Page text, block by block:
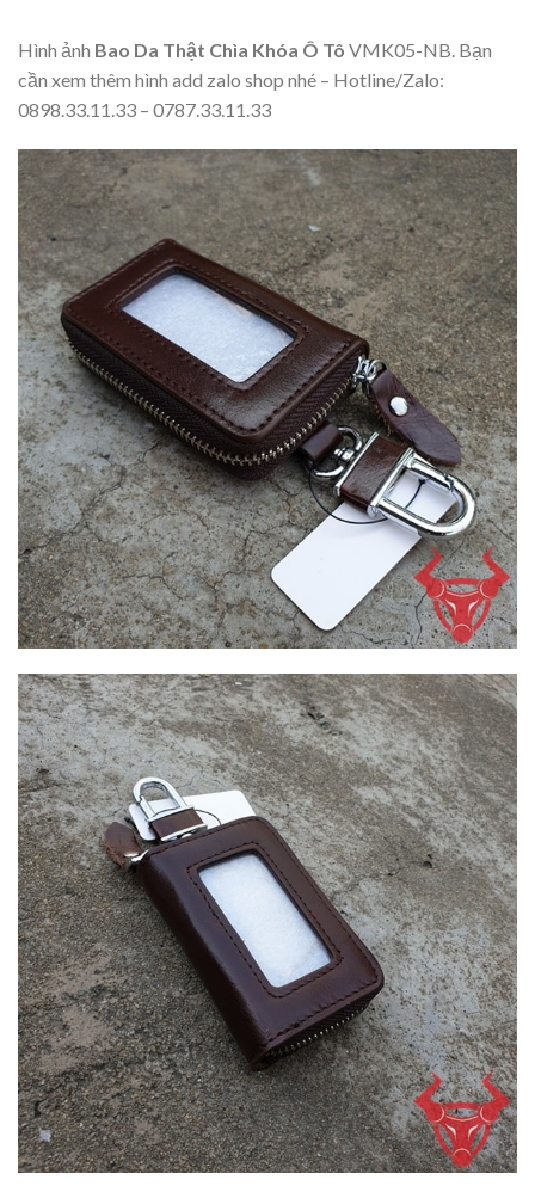
Hình ảnh Bao Da Thật Chìa Khóa Ô Tô VMK05-NB. Bạn
cần xem thêm hình add zalo shop nhé – Hotline/Zalo:
0898.33.11.33 – 0787.33.11.33